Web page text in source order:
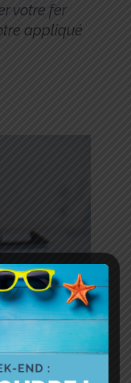
votre fer
appliqué